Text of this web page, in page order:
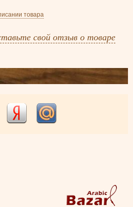
товара
свой отзыв о товаре